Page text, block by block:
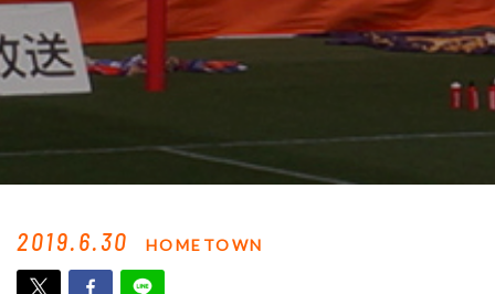
2019.6.30 HOMETOWN